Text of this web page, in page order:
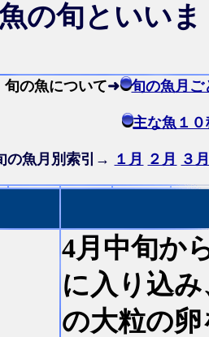
の旬といいま
旬の魚について➜ 旬の魚月ご
主な魚１
の魚月別索引→ １月 ２月 ３
4月中旬か
に入り込
の大粒の